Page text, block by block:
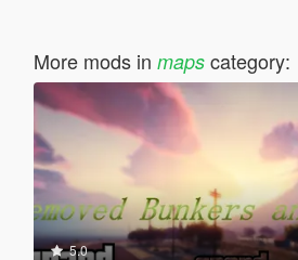
More mods in mapscategory:
5.0